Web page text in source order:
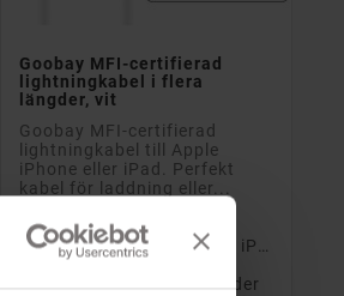
Goobay MFI-certifierad
lightningkabel i flera
längder, vit
Goobay MFI-certifierad
lightningkabel till Apple
iPhone eller iPad. Perfekt
kabel för laddning eller...
- Laddare och kablar
- Ladda eller synka
- Kabeln finns i flera längder